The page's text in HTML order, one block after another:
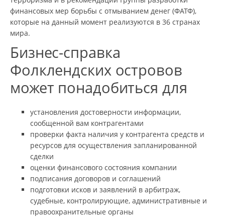
финансовых мер борьбы с отмыванием денег (ФАТФ),
которые на данный момент реализуются в 36 странах
мира.
Бизнес-справка
Фолклендских островов
может понадобиться для
установления достоверности информации,
сообщенной вам контрагентами
проверки факта наличия у контрагента средств и
ресурсов для осуществления запланированной
сделки
оценки финансового состояния компании
подписания договоров и соглашений
подготовки исков и заявлений в арбитраж,
судебные, контролирующие, административные и
правоохранительные органы